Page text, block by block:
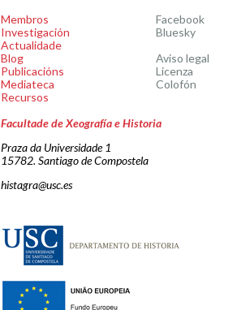
Membros
Investigación
Actualidade
Blog
Publicacións
Mediateca
Recursos
Facebook
Bluesky
Aviso legal
Licenza
Colofón
Facultade de Xeografía e Historia
Praza da Universidade 1
15782. Santiago de Compostela
histagra@usc.es